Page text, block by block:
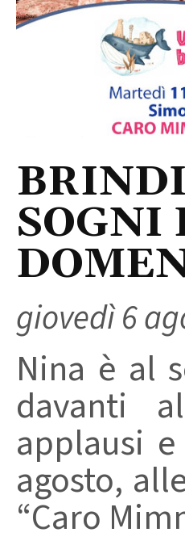
SOGNI
giovedì 6
Nina è al
davanti
applausi
agosto,
“Caro